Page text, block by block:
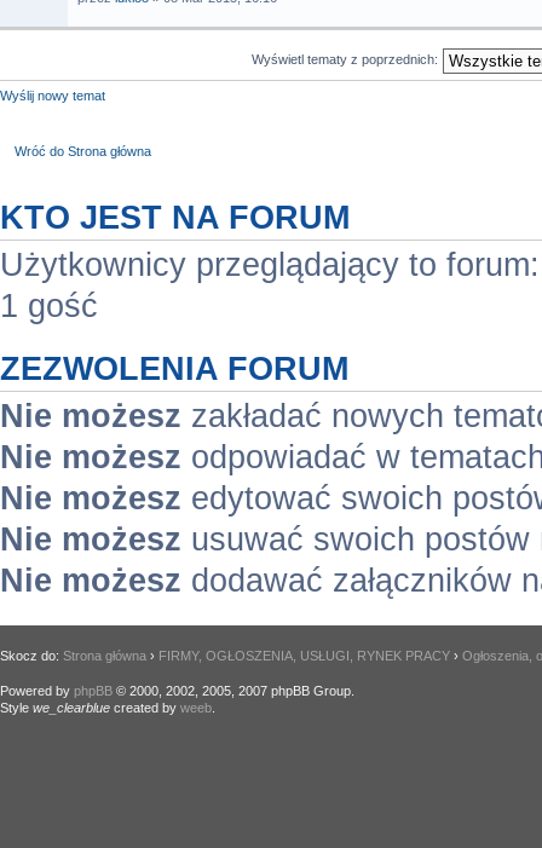
Wyświetl tematy z poprzednich:
Wyślij nowy temat
Wróć do Strona główna
KTO JEST NA FORUM
Użytkownicy przeglądający to
1 gość
ZEZWOLENIA FORUM
Nie możesz zakładać nowych
Nie możesz odpowiadać w
Nie możesz edytować swoich
Nie możesz usuwać swoich postów
Nie możesz dodawać załączników
Skocz do: Strona główna › FIRMY, OGŁOSZENIA, USŁUGI, RYNEK PRACY › Ogłoszenia,
Powered by phpBB © 2000, 2002, 2005, 2007 phpBB Group.
Style we_clearblue created by weeb